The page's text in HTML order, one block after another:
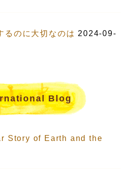
るのに大切なのは 2024-09-
Blog
Story of Earth and the